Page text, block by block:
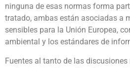
ninguna de esas normas forma
tratado, ambas están asociadas a
sensibles para la Unión Europea,
ambiental y los estándares de
Fuentes al tanto de las discusiones